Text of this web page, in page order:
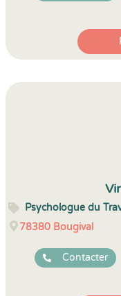
Psychologue du
78380 Bougival
Contacter